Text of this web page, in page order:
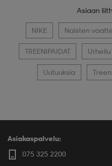
Asiaan
NIKE Naisten
TREENIPAIDAT
Uutuuksia Treeni
Asiakaspalvelu:
075 325 2200